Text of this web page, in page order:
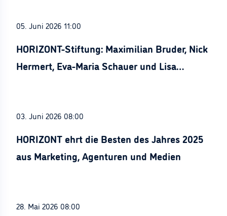
05. Juni 2026 11:00
HORIZONT-Stiftung: Maximilian Bruder, Nick
Hermert, Eva-Maria Schauer und Lisa
03. Juni 2026 08:00
HORIZONT ehrt die Besten des Jahres 2025
aus Marketing, Agenturen und Medien
28. Mai 2026 08:00